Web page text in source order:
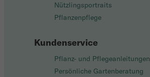
Nützlingsportraits
Pflanzenpflege
Kundenservice
Pflanz- und Pflegeanleitungen
Persönliche Gartenberatung